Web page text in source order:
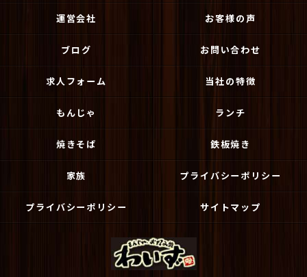
運営会社 お客様の声
ブログ お問い合わせ
求人フォーム 当社の特徴
もんじゃ ランチ
焼きそば 鉄板焼き
家族 プライバシーポリシー
プライバシーポリシー サイトマップ